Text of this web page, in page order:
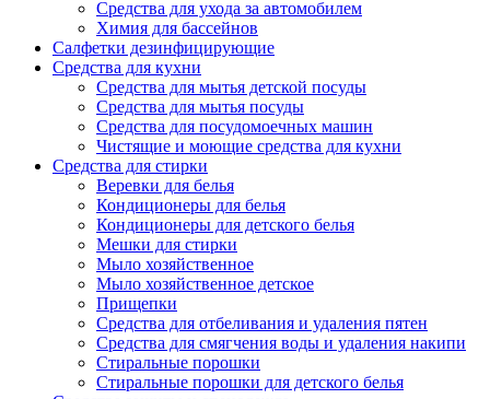
Средства для ухода за автомобилем
Химия для бассейнов
Салфетки дезинфицирующие
Средства для кухни
Средства для мытья детской посуды
Средства для мытья посуды
Средства для посудомоечных машин
Чистящие и моющие средства для кухни
Средства для стирки
Веревки для белья
Кондиционеры для белья
Кондиционеры для детского белья
Мешки для стирки
Мыло хозяйственное
Мыло хозяйственное детское
Прищепки
Средства для отбеливания и удаления пятен
Средства для смягчения воды и удаления накипи
Стиральные порошки
Стиральные порошки для детского белья